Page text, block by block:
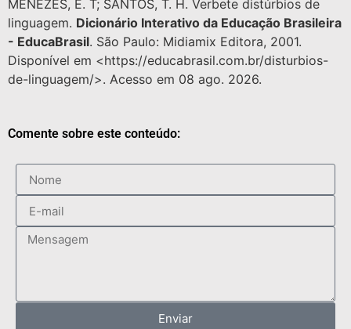
MENEZES, E. T; SANTOS, T. H. Verbete distúrbios de
linguagem. Dicionário Interativo da Educação Brasileira
- EducaBrasil. São Paulo: Midiamix Editora, 2001.
Disponível em <https://educabrasil.com.br/disturbios-
de-linguagem/>. Acesso em 08 ago. 2026.
Comente sobre este conteúdo:
Enviar